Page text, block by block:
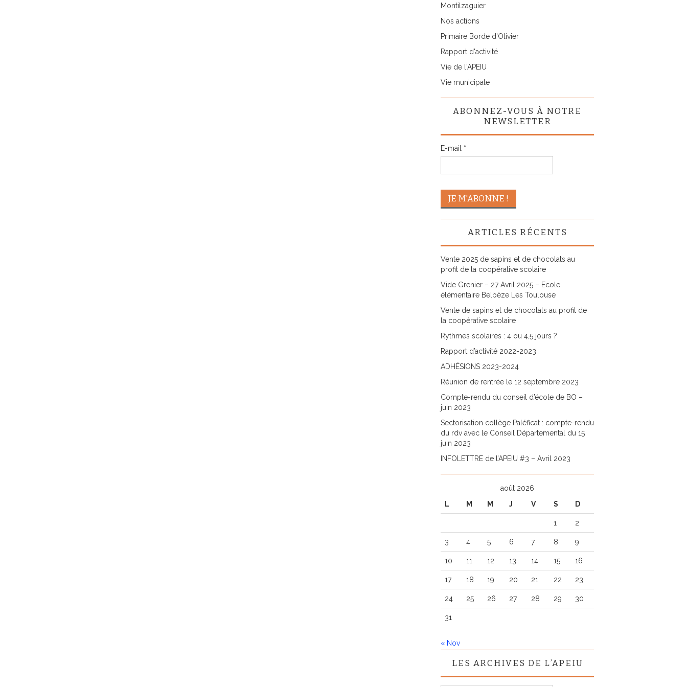
Montilzaguier
Nos actions
Primaire Borde d'Olivier
Rapport d'activité
Vie de l'APEIU
Vie municipale
ABONNEZ-VOUS À NOTRE
NEWSLETTER
E-mail *
ARTICLES RÉCENTS
Vente 2025 de sapins et de chocolats au
profit de la coopérative scolaire
Vide Grenier – 27 Avril 2025 – Ecole
élémentaire Belbèze Les Toulouse
Vente de sapins et de chocolats au profit de
la coopérative scolaire
Rythmes scolaires : 4 ou 4,5 jours ?
Rapport d’activité 2022-2023
ADHÉSIONS 2023-2024
Réunion de rentrée le 12 septembre 2023
Compte-rendu du conseil d’école de BO –
juin 2023
Sectorisation collège Paléficat : compte-rendu
du rdv avec le Conseil Départemental du 15
juin 2023
INFOLETTRE de l’APEIU #3 – Avril 2023
août 2026
L
M M J V S D
1 2
3 4 5 6 7 8 9
10 11 12 13 14 15 16
17 18 19 20 21 22 23
24 25 26 27 28 29 30
31
« Nov
LES ARCHIVES DE L’APEIU